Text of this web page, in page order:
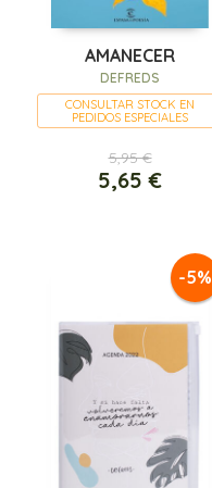
AMANECER
DEFREDS
CONSULTAR STOCK EN
PEDIDOS ESPECIALES
5,95 €
5,65 €
-5%